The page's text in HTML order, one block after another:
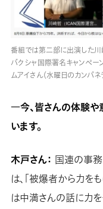
番組では第二部に出演した川
バクシャ国際署名キャンペー
ムアイさん（水曜日のカンパ
―今、皆さんの体験や
います。
木戸さん： 国連の事
は、「被爆者から力を
は中満さんの話に力